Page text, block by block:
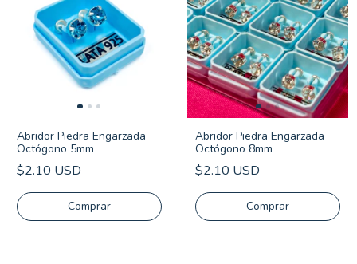
Abridor Piedra Engarzada
Octógono 5mm
$2.10 USD
Comprar
Abridor Piedra Engarzada
Octógono 8mm
$2.10 USD
Comprar